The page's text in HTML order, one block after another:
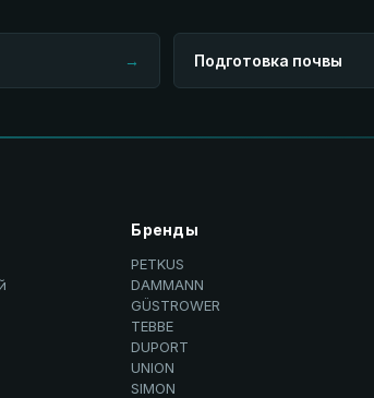
→ Подготовка почвы
Бренды
PETKUS
DAMMANN
GÜSTROWER
TEBBE
DUPORT
UNION
SIMON